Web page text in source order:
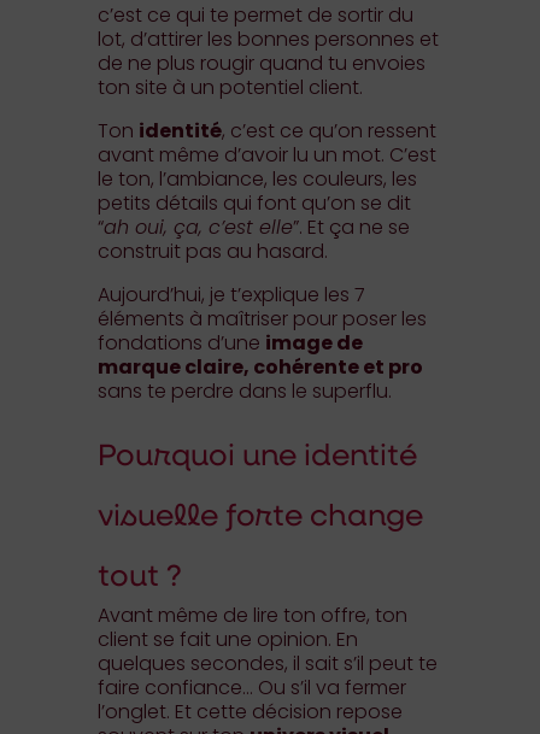
c’est ce qui te permet de sortir du
lot, d’attirer les bonnes personnes et
de ne plus rougir quand tu envoies
ton site à un potentiel client.
Ton identité, c’est ce qu’on ressent
avant même d’avoir lu un mot. C’est
le ton, l’ambiance, les couleurs, les
petits détails qui font qu’on se dit
“ah oui, ça, c’est elle”. Et ça ne se
construit pas au hasard.
Aujourd’hui, je t’explique les 7
éléments à maîtriser pour poser les
fondations d’une image de
marque claire, cohérente et pro
sans te perdre dans le superflu.
Pourquoi une identité
visuelle forte change
tout ?
Avant même de lire ton offre, ton
client se fait une opinion. En
quelques secondes, il sait s’il peut te
faire confiance… Ou s’il va fermer
l’onglet. Et cette décision repose